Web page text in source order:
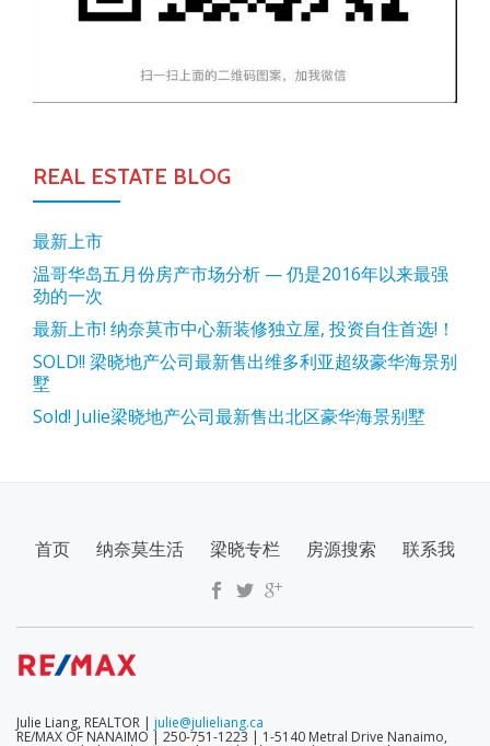
REAL ESTATE BLOG
最新上市
温哥华岛五月份房产市场分析 — 仍是2016年以来最强
劲的一次
最新上市! 纳奈莫市中心新装修独立屋, 投资自住首选!！
SOLD!! 梁晓地产公司最新售出维多利亚超级豪华海景别
墅
Sold! Julie梁晓地产公司最新售出北区豪华海景别墅
SECONDARY
MENU
首页 纳奈莫生活 梁晓专栏 房源搜索 联系我
Julie Liang, REALTOR | julie@julieliang.ca
RE/MAX OF NANAIMO | 250-751-1223 | 1-5140 Metral Drive Nanaimo,